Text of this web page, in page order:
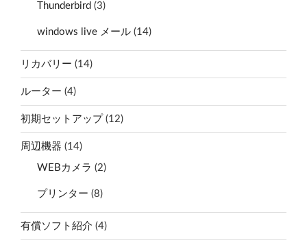
Thunderbird (3)
windows live メール (14)
リカバリー (14)
ルーター (4)
初期セットアップ(12)
周辺機器 (14)
WEBカメラ (2)
プリンター (8)
有償ソフト紹介 (4)